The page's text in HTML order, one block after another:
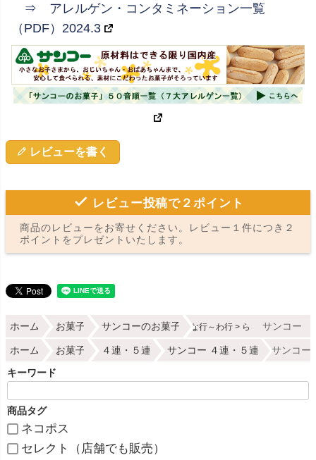
⇒ アレルゲン・コンタミネーション一覧
（PDF）2024.3
レビューを書く
レビュー投稿で２ポイント
商品のレビューをお寄せください。レビュー１件につき２
ポイントをプレゼントいたします。
ホーム お菓子 サンコーのお菓子 な行～わ行 ら サンコー
ホーム お菓子 ４連・５連 サンコー ４連・５連 サンコー
キーワード
商品タグ
ネコポス
セレクト（店舗でも販売）